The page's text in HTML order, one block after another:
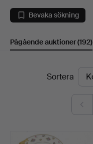
på
Acreman
Auctioneers
Valuers
Bevaka sökning
Pågående auktioner(192)
PågåendeSortera